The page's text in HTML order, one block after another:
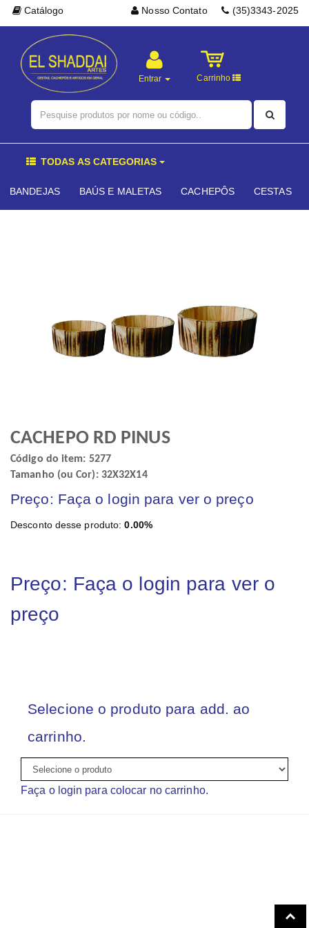
Nosso Contato (35)3343-2025
Catálogo
Entrar Carrinho
TODAS AS CATEGORIAS
BANDEJAS BAÚS E MALETAS CACHEPÔS CESTAS
CACHEPO RD PINUS
Código do item: 5277
Tamanho (ou Cor): 32X32X14
Preço: Faça o login para ver o preço
Desconto desse produto:0.00%
Preço: Faça o login para ver o
preço
Selecione o produto para add. ao
carrinho.
Faça o login para colocar no carrinho.